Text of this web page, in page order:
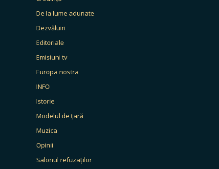
De la lume adunate
Dezvăluiri
Editoriale
Emisiuni tv
Europa nostra
INFO
Istorie
Modelul de țară
Muzica
Opinii
Salonul refuzaților